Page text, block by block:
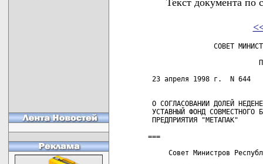
СОВЕТ
23 апреля 1998 г.  N
О СОГЛАСОВАНИИ ДОЛЕЙ
УСТАВНЫЙ ФОНД
===
Совет Министров